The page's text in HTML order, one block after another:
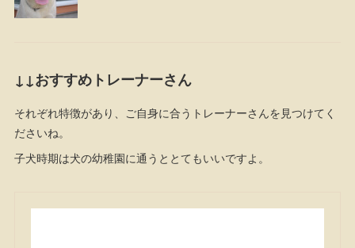
↓↓おすすめトレーナーさん
それぞれ特徴があり、ご自身に合うトレーナーさんを見つけてく
ださいね。
子犬時期は犬の幼稚園に通うととてもいいですよ。